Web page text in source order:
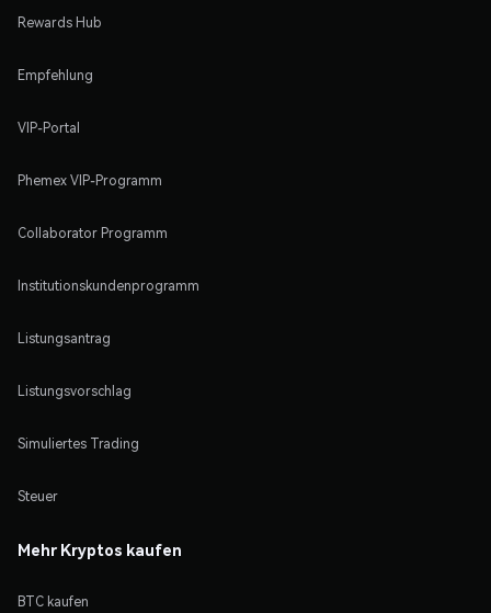
Rewards Hub
Empfehlung
VIP-Portal
Phemex VIP-Programm
Collaborator Programm
Institutionskundenprogramm
Listungsantrag
Listungsvorschlag
Simuliertes Trading
Steuer
Mehr Kryptos kaufen
BTC kaufen